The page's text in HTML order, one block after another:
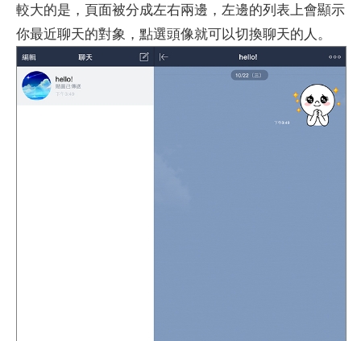
較大的是，頁面被分成左右兩邊，左邊的列表上會顯示
你最近聊天的對象，點選頭像就可以切換聊天的人。